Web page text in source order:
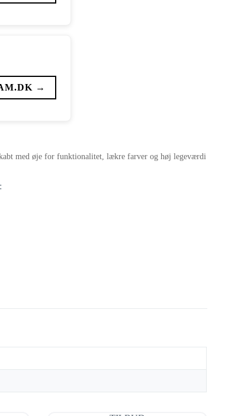
→
med øje for funktionalitet, lækre farver og høj legeværdi